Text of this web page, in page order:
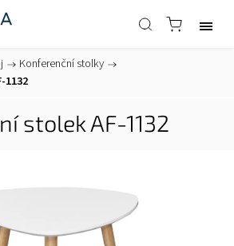
/ Konferenční stolky /
1132
stolek AF-1132